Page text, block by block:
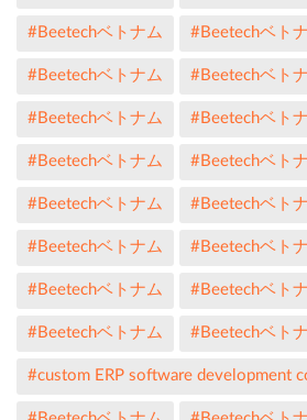
#Beetechベトナム #Beetechベト
#Beetechベトナム #Beetechベト
#Beetechベトナム #Beetechベト
#Beetechベトナム #Beetechベト
#Beetechベトナム #Beetechベト
#Beetechベトナム #Beetechベト
#Beetechベトナム #Beetechベト
#Beetechベトナム #Beetechベト
#custom ERP software development